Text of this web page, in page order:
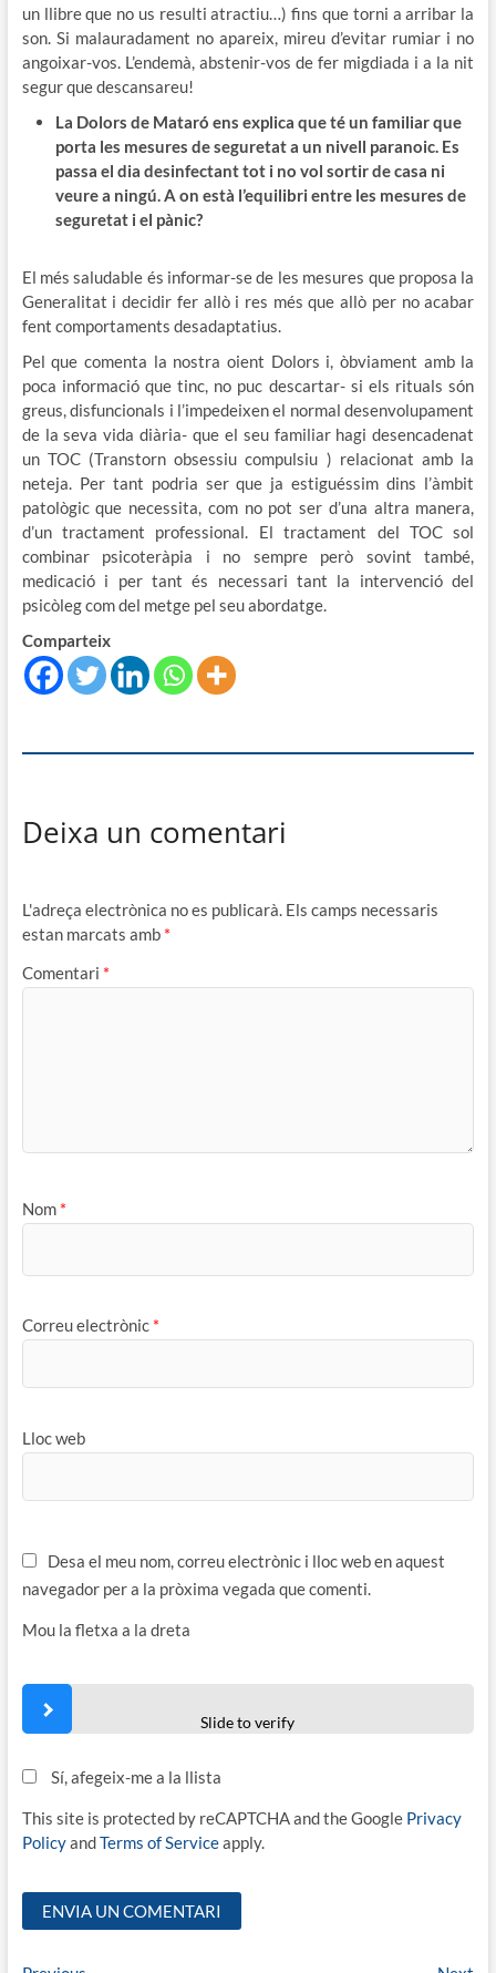
un llibre que no us resulti atractiu…) fins que torni a arribar la
son. Si malauradament no apareix, mireu d’evitar rumiar i no
angoixar-vos. L’endemà, abstenir-vos de fer migdiada i a la nit
segur que descansareu!
La Dolors de Mataró ens explica que té un familiar que
porta les mesures de seguretat a un nivell paranoic. Es
passa el dia desinfectant tot i no vol sortir de casa ni
veure a ningú. A on està l’equilibri entre les mesures de
seguretat i el pànic?
El més saludable és informar-se de les mesures que proposa la
Generalitat i decidir fer allò i res més que allò per no acabar
fent comportaments desadaptatius.
Pel que comenta la nostra oient Dolors i, òbviament amb la
poca informació que tinc, no puc descartar- si els rituals són
greus, disfuncionals i l’impedeixen el normal desenvolupament
de la seva vida diària- que el seu familiar hagi desencadenat
un TOC (Transtorn obsessiu compulsiu ) relacionat amb la
neteja. Per tant podria ser que ja estiguéssim dins l’àmbit
patològic que necessita, com no pot ser d’una altra manera,
d’un tractament professional. El tractament del TOC sol
combinar psicoteràpia i no sempre però sovint també,
medicació i per tant és necessari tant la intervenció del
psicòleg com del metge pel seu abordatge.
Comparteix
Deixa un comentari
L'adreça electrònica no es publicarà. Els camps necessaris
estan marcats amb *
Comentari *
Nom *
Correu electrònic *
Lloc web
Desa el meu nom, correu electrònic i lloc web en aquest
navegador per a la pròxima vegada que comenti.
Mou la fletxa a la dreta
Slide to verify
Sí, afegeix-me a la llista
This site is protected by reCAPTCHA and the Google Privacy
PolicyandTerms of Serviceapply.